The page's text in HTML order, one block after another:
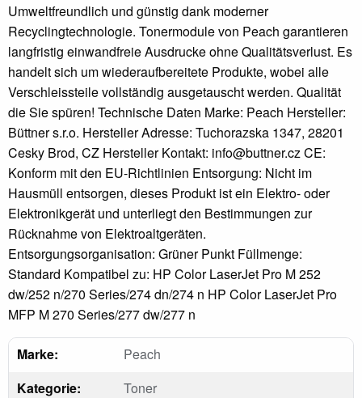
Umweltfreundlich und günstig dank moderner
Recyclingtechnologie. Tonermodule von Peach garantieren
langfristig einwandfreie Ausdrucke ohne Qualitätsverlust. Es
handelt sich um wiederaufbereitete Produkte, wobei alle
Verschleissteile vollständig ausgetauscht werden. Qualität
die Sie spüren! Technische Daten Marke: Peach Hersteller:
Büttner s.r.o. Hersteller Adresse: Tuchorazska 1347, 28201
Cesky Brod, CZ Hersteller Kontakt: info@buttner.cz CE:
Konform mit den EU-Richtlinien Entsorgung: Nicht im
Hausmüll entsorgen, dieses Produkt ist ein Elektro- oder
Elektronikgerät und unterliegt den Bestimmungen zur
Rücknahme von Elektroaltgeräten.
Entsorgungsorganisation: Grüner Punkt Füllmenge:
Standard Kompatibel zu: HP Color LaserJet Pro M 252
dw/252 n/270 Series/274 dn/274 n HP Color LaserJet Pro
MFP M 270 Series/277 dw/277 n
Marke:
Peach
Kategorie:
Toner